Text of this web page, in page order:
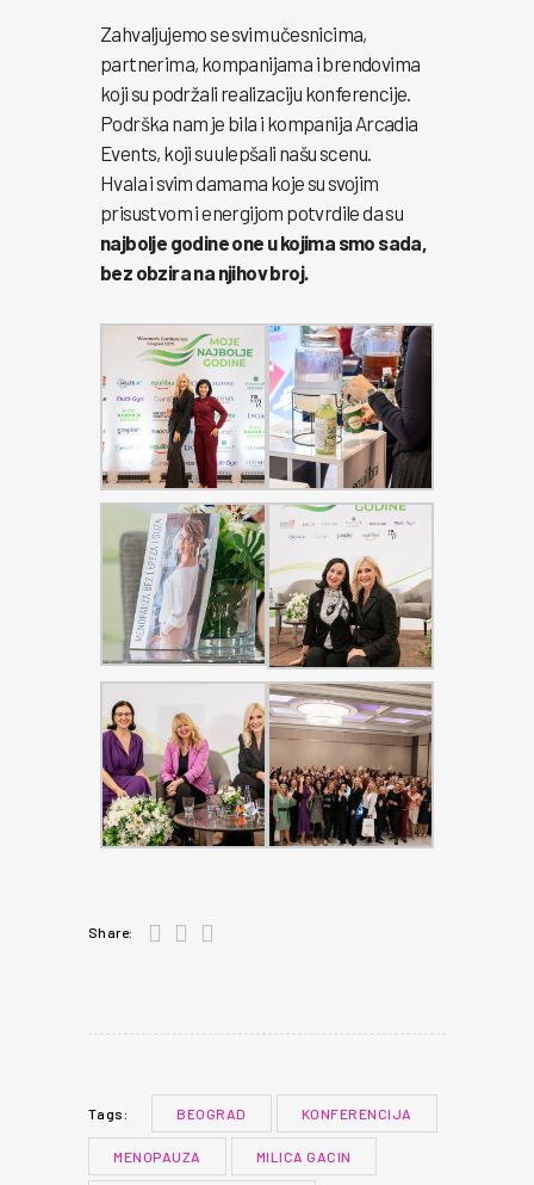
Zahvaljujemo se svim učesnicima,
partnerima, kompanijama i brendovima
koji su podržali realizaciju konferencije.
Podrška nam je bila i kompanija Arcadia
Events, koji su ulepšali našu scenu.
Hvala i svim damama koje su svojim
prisustvom i energijom potvrdile da su
najbolje godine one u kojima smo sada,
bez obzira na njihov broj.
Share:
Tags: BEOGRAD KONFERENCIJA
MENOPAUZA MILICA GACIN